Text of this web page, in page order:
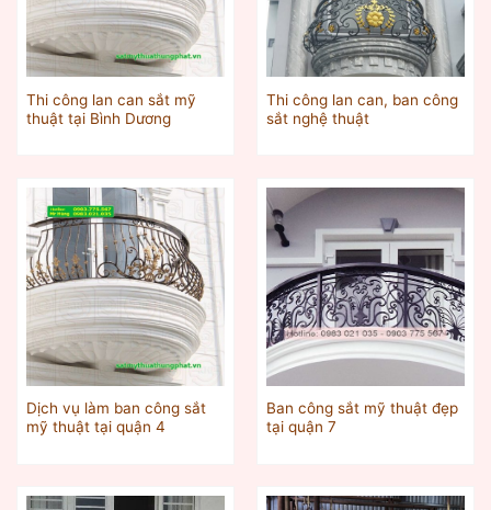
Thi công lan can sắt mỹ
thuật tại Bình Dương
Thi công lan can, ban công
sắt nghệ thuật
Dịch vụ làm ban công sắt
mỹ thuật tại quận 4
Ban công sắt mỹ thuật đẹp
tại quận 7